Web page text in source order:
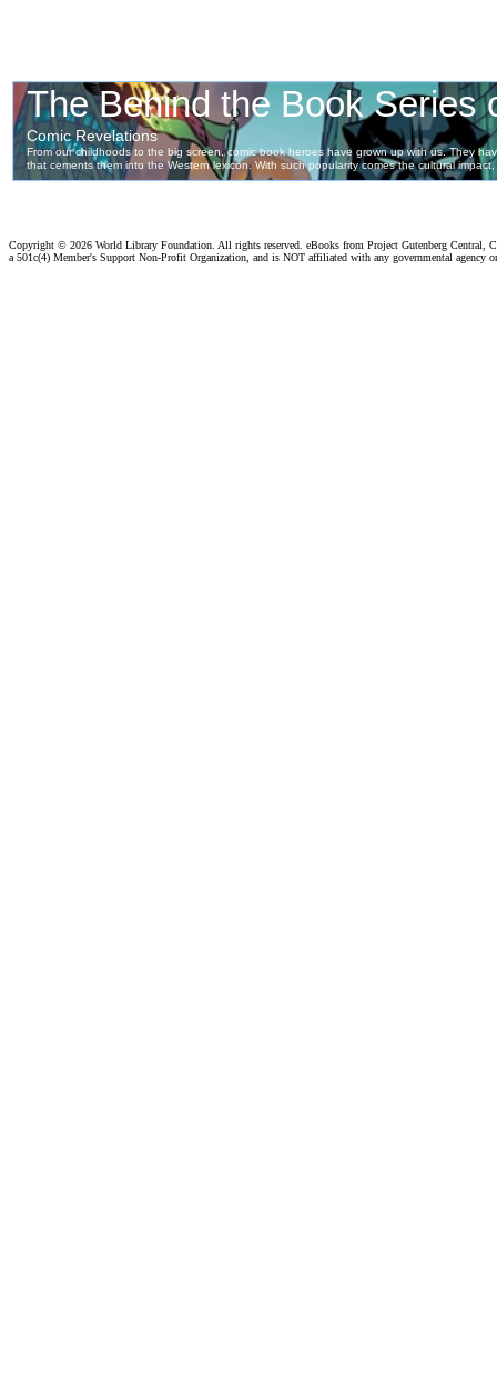
Copyright © 2026 World Library Foundation. All rights reserved. eBooks from Project Gutenberg Central,
a 501c(4) Member's Support Non-Profit Organization, and is NOT affiliated with any governmental agency